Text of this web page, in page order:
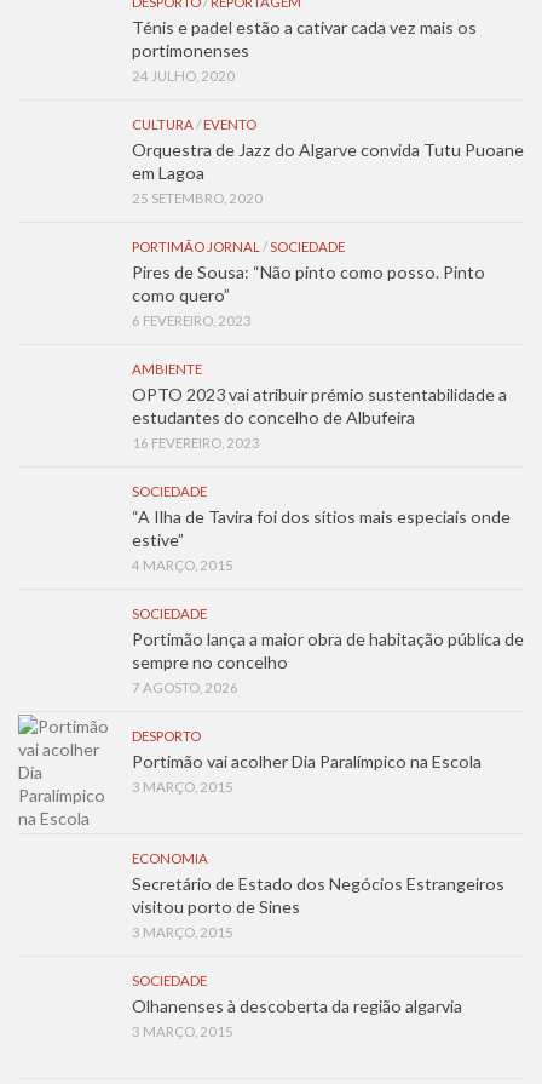
Ténis e padel estão a cativar cada vez mais os
portimonenses
24 JULHO, 2020
CULTURA/ EVENTO
Orquestra de Jazz do Algarve convida Tutu Puoane
em Lagoa
25 SETEMBRO, 2020
PORTIMÃO JORNAL /SOCIEDADE
Pires de Sousa: “Não pinto como posso. Pinto
como quero”
6 FEVEREIRO, 2023
AMBIENTE
OPTO 2023 vai atribuir prémio sustentabilidade a
estudantes do concelho de Albufeira
16 FEVEREIRO, 2023
SOCIEDADE
“A Ilha de Tavira foi dos sítios mais especiais onde
estive”
4 MARÇO, 2015
SOCIEDADE
Portimão lança a maior obra de habitação pública de
sempre no concelho
7 AGOSTO, 2026
DESPORTO
Portimão vai acolher Dia Paralímpico na Escola
3 MARÇO, 2015
ECONOMIA
Secretário de Estado dos Negócios Estrangeiros
visitou porto de Sines
3 MARÇO, 2015
SOCIEDADE
Olhanenses à descoberta da região algarvia
3 MARÇO, 2015